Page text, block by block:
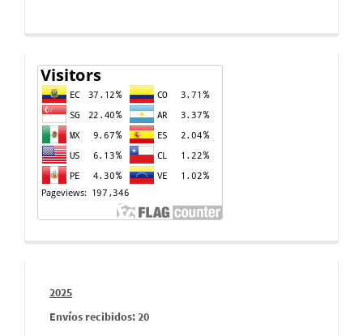
Contador
de
visitas
Informes
envios
2025
Envíos recibidos: 20